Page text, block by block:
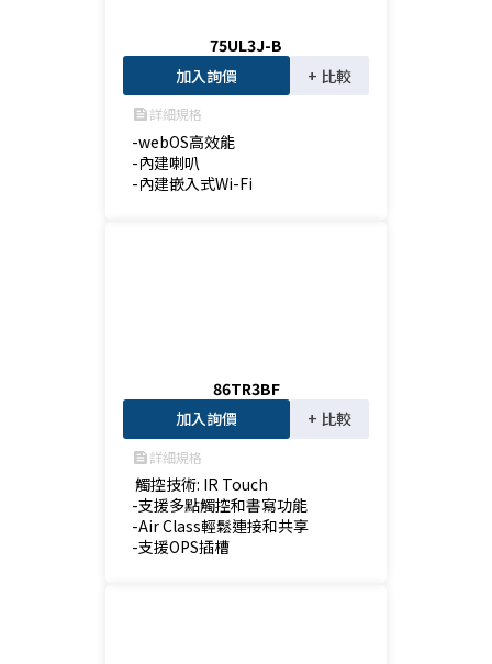
75UL3J-B
加入詢價
+ 比較
feed詳細規格
-webOS高效能
-內建喇叭
-內建嵌入式Wi-Fi
86TR3BF
加入詢價
+ 比較
feed詳細規格
觸控技術: IR Touch
-支援多點觸控和書寫功能
-Air Class輕鬆連接和共享
-支援OPS插槽